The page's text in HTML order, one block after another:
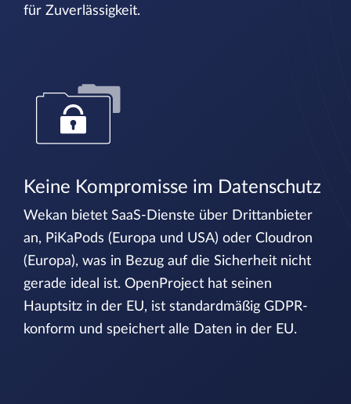
für Zuverlässigkeit.
Keine Kompromisse im Datenschutz
Wekan bietet SaaS-Dienste über Drittanbieter
an, PiKaPods (Europa und USA) oder Cloudron
(Europa), was in Bezug auf die Sicherheit nicht
gerade ideal ist. OpenProject hat seinen
Hauptsitz in der EU, ist standardmäßig GDPR-
konform und speichert alle Daten in der EU.